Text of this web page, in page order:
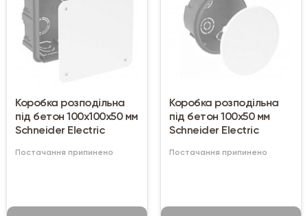
Коробка розподільна
під бетон 100х100х50 мм
Schneider Electric
Постачання припинено
Коробка розподільна
під бетон 100х50 мм
Schneider Electric
Постачання припинено